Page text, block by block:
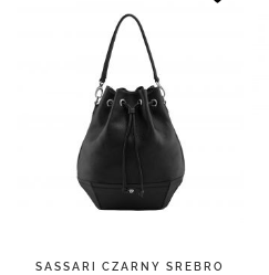
SASSARI CZARNY SREBRO